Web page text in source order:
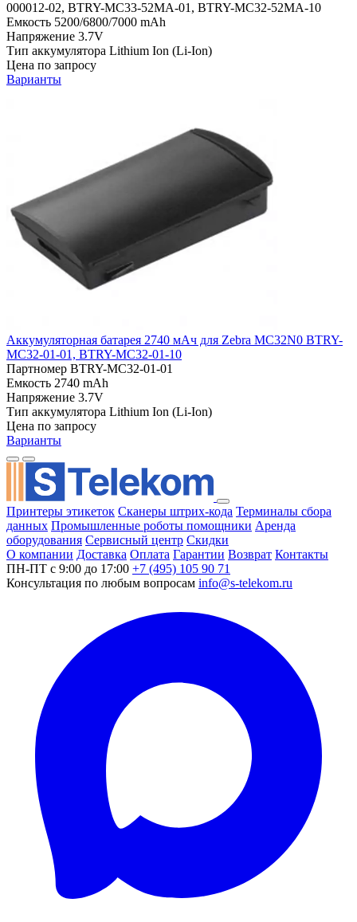
000012-02, BTRY-MC33-52MA-01, BTRY-MC32-52MA-10
Емкость 5200/6800/7000 mAh
Напряжение 3.7V
Тип аккумулятора Lithium Ion (Li-Ion)
Цена по запросу
Варианты
Аккумуляторная батарея 2740 мАч для Zebra MC32N0 BTRY-
MC32-01-01, BTRY-MC32-01-10
Партномер BTRY-MC32-01-01
Емкость 2740 mAh
Напряжение 3.7V
Тип аккумулятора Lithium Ion (Li-Ion)
Цена по запросу
Варианты
Принтеры этикеток Сканеры штрих-кода Терминалы сбора
данных Промышленные роботы помощники Аренда
оборудования Сервисный центр Скидки
О компании Доставка Оплата Гарантии Возврат Контакты
ПН-ПТ с 9:00 до 17:00 +7 (495) 105 90 71
Консультация по любым вопросам info@s-telekom.ru